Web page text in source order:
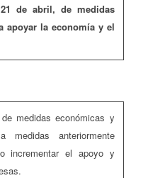
21 de abril, de medidas
apoyar la economía y el
medidas económicas y
medidas anteriormente
incrementar el apoyo y